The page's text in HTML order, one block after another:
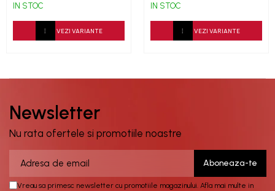
IN STOC
VEZI VARIANTE
IN STOC
VEZI VARIANTE
Newsletter
Nu rata ofertele si promotiile noastre
Vreau sa primesc newsletter cu promotiile magazinului. Afla mai multe in